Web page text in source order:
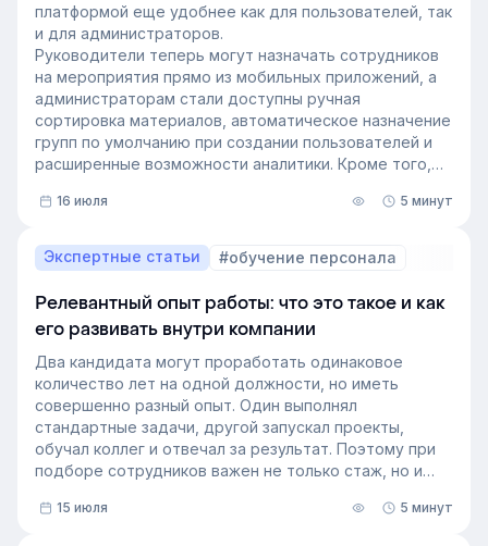
платформой еще удобнее как для пользователей, так
и для администраторов.
Руководители теперь могут назначать сотрудников
на мероприятия прямо из мобильных приложений, а
администраторам стали доступны ручная
сортировка материалов, автоматическое назначение
групп по умолчанию при создании пользователей и
расширенные возможности аналитики. Кроме того,
он охватывает и материалы из раздела «Проводник».
16 июля 5 минут
Экспертные статьи #обучение персонала
Релевантный опыт работы: что это такое и как
его развивать внутри компании
Два кандидата могут проработать одинаковое
количество лет на одной должности, но иметь
совершенно разный опыт. Один выполнял
стандартные задачи, другой запускал проекты,
обучал коллег и отвечал за результат. Поэтому при
подборе сотрудников важен не только стаж, но и
В этой статье разберём, релевантный опыт работы
15 июля 5 минут